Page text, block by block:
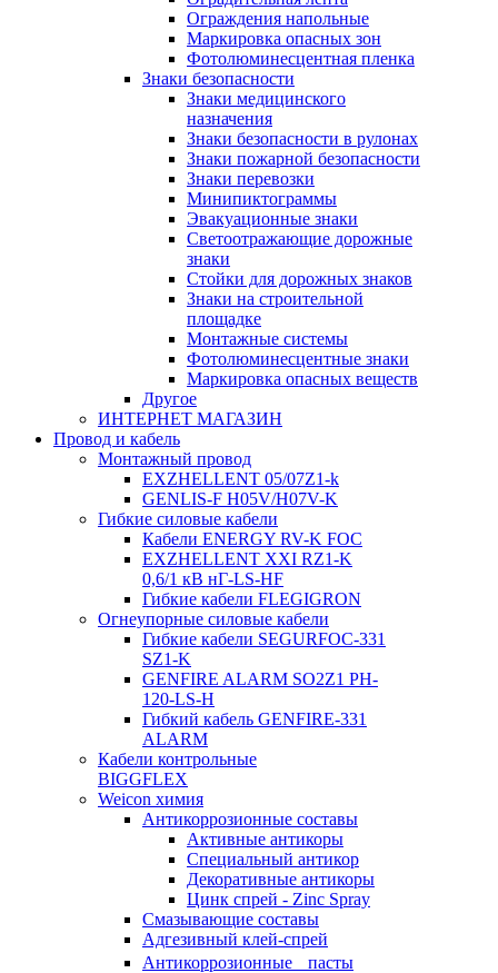
Ограждения напольные
Маркировка опасных зон
Фотолюминесцентная пленка
Знаки безопасности
Знаки медицинского
назначения
Знаки безопасности в рулонах
Знаки пожарной безопасности
Знаки перевозки
Минипиктограммы
Эвакуационные знаки
Светоотражающие дорожные
знаки
Стойки для дорожных знаков
Знаки на строительной
площадке
Монтажные системы
Фотолюминесцентные знаки
Маркировка опасных веществ
Другое
ИНТЕРНЕТ МАГАЗИН
Провод и кабель
Монтажный провод
EXZHELLENT 05/07Z1-k
GENLIS-F Н05V/H07V-K
Гибкие силовые кабели
Кабели ENERGY RV-K FOC
EXZHELLENT XXI RZ1-K
0,6/1 кВ нГ-LS-HF
Гибкие кабели FLEGIGRON
Огнеупорные силовые кабели
Гибкие кабели SEGURFOC-331
SZ1-K
GENFIRE ALARM SO2Z1 PH-
120-LS-H
Гибкий кабель GENFIRE-331
ALARM
Кабели контрольные
BIGGFLEX
Weicon химия
Антикоррозионные составы
Активные антикоры
Специальный антикор
Декоративные антикоры
Цинк спрей - Zinc Spray
Смазывающие составы
Адгезивный клей-спрей
Антикоррозионные пасты